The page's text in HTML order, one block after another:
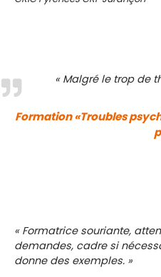
« Malgré le trop de
Formation «Troubles
« Formatrice souriante,
demandes, cadre si
donne des exemples. »